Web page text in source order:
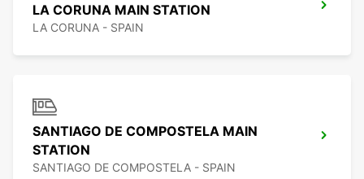
LA CORUNA MAIN STATION
LA CORUNA - SPAIN
SANTIAGO DE COMPOSTELA MAIN
STATION
SANTIAGO DE COMPOSTELA - SPAIN